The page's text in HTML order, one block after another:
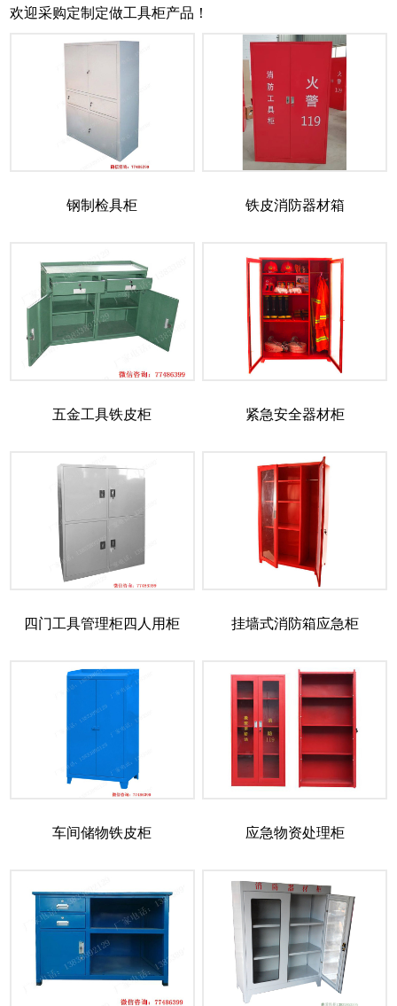
欢迎采购定制定做工具柜产品！
钢制检具柜 铁皮消防器材箱
五金工具铁皮柜 紧急安全器材柜
四门工具管理柜四人用柜 挂墙式消防箱应急柜
车间储物铁皮柜 应急物资处理柜